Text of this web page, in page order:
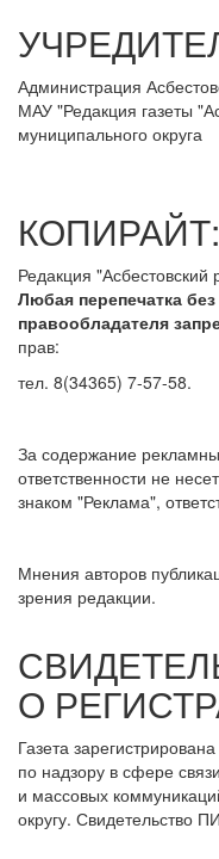
Администрация
МАУ"Редакция газеты
муниципального округа
КОПИРАЙТ:
Редакция
Любая перепечатка
правообладателя
прав:
тел. 8(34365) 7-57-58.
За содержание
ответственности не
знаком "Реклама",
Мнения авторов
зрения редакции.
О
Газета
по надзору в сфере
и массовых
округу. Свидетельство